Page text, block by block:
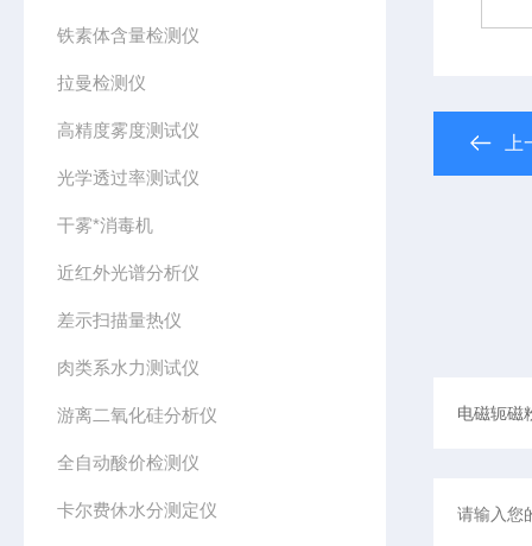
铁素体含量检测仪
拉曼检测仪
高精度雾度测试仪
光学透过率测试仪
干雾*消毒机
近红外光谱分析仪
差示扫描量热仪
肉类系水力测试仪
游离二氧化硅分析仪
全自动酸价检测仪
卡尔费休水分测定仪